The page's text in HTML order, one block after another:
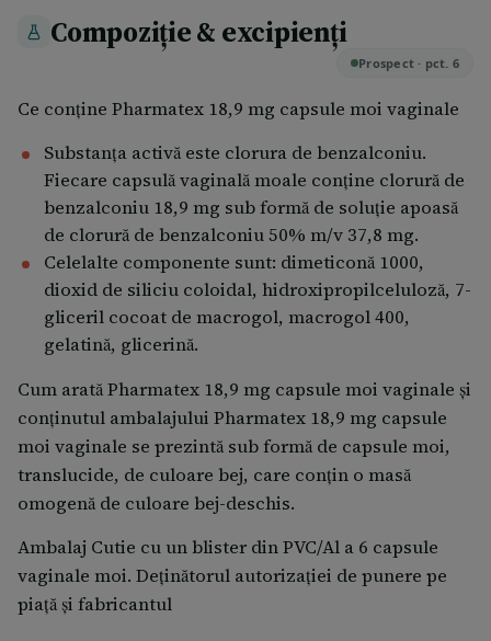
sau farmacistului. Acestea includ orice reacţii
adverse nemenţionate în acest prospect. De
asemenea, puteţi raporta reacţiile adverse direct prin
intermediul sistemului naţional de raportare, ale
Naţionale a Medicamentului şi a Dispozitivelor
Medicale http://www.anm.ro/. Raportând reacţiile
adverse, puteţi contribui la furnizarea de informaţii
suplimentare privind siguranţa acestui medicament.
Compoziție & excipienți
Prospect · pct. 6
Ce conţine Pharmatex 18,9 mg capsule moi vaginale
Substanţa activă este clorura de benzalconiu.
Fiecare capsulă vaginală moale conţine clorură de
benzalconiu 18,9 mg sub formă de soluţie apoasă
de clorură de benzalconiu 50% m/v 37,8 mg.
Celelalte componente sunt: dimeticonă 1000,
dioxid de siliciu coloidal, hidroxipropilceluloză, 7-
gliceril cocoat de macrogol, macrogol 400,
gelatină, glicerină.
Cum arată Pharmatex 18,9 mg capsule moi vaginale şi
conţinutul ambalajului Pharmatex 18,9 mg capsule
moi vaginale se prezintă sub formă de capsule moi,
translucide, de culoare bej, care conțin o masă
omogenă de culoare bej-deschis.
Ambalaj Cutie cu un blister din PVC/Al a 6 capsule
vaginale moi. Deţinătorul autorizaţiei de punere pe
piaţă şi fabricantul